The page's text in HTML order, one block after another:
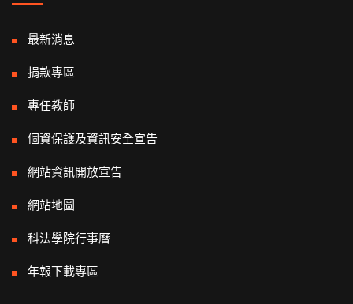
最新消息
捐款專區
專任教師
個資保護及資訊安全宣告
網站資訊開放宣告
網站地圖
科法學院行事曆
年報下載專區